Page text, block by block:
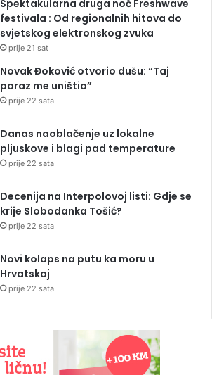
Spektakularna druga noć Freshwave
festivala : Od regionalnih hitova do
svjetskog elektronskog zvuka
prije 21 sat
Novak Đoković otvorio dušu: “Taj
poraz me uništio”
prije 22 sata
Danas naoblačenje uz lokalne
pljuskove i blagi pad temperature
prije 22 sata
Decenija na Interpolovoj listi: Gdje se
krije Slobodanka Tošić?
prije 22 sata
Novi kolaps na putu ka moru u
Hrvatskoj
prije 22 sata